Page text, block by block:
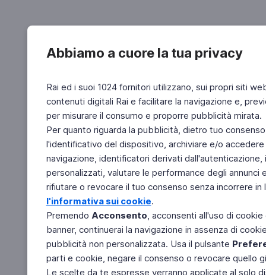
Abbiamo a cuore la tua privacy
Rai ed i suoi 1024 fornitori utilizzano, sui propri siti
contenuti digitali Rai e facilitare la navigazione e,
per misurare il consumo e proporre pubblicità mirata.
Per quanto riguarda la pubblicità, dietro tuo
l'identificativo del dispositivo, archiviare e/o
navigazione, identificatori derivati
personalizzati, valutare le performance degli
rifiutare o revocare il tuo consenso senza incorrere
l'informativa sui cookie.
Premendo Acconsento, acconsenti all'uso di
banner, continuerai la navigazione in assenza di
pubblicità non personalizzata. Usa il pulsante
parti e cookie, negare il consenso o revocare quello
Le scelte da te espresse verranno applicate al solo